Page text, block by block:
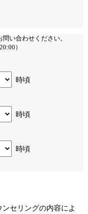
い合わせください。
）
時頃
時頃
時頃
ンセリングの内容によ